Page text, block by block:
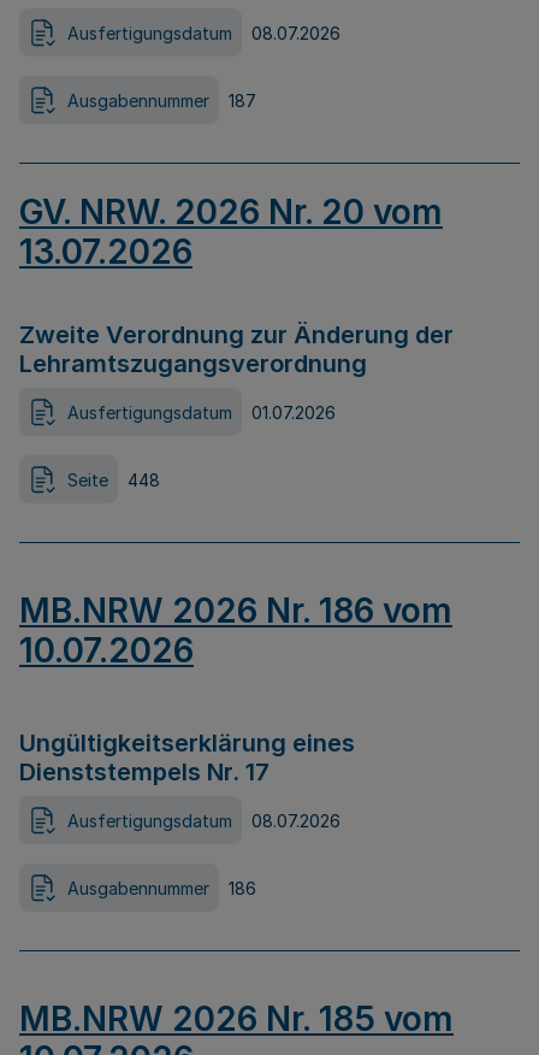
Ausfertigungsdatum 08.07.2026
Ausgabennummer 187
GV. NRW. 2026 Nr. 20 vom
13.07.2026
Zweite Verordnung zur Änderung der
Lehramtszugangsverordnung
Ausfertigungsdatum 01.07.2026
Seite 448
MB.NRW 2026 Nr. 186 vom
10.07.2026
Ungültigkeitserklärung eines
Dienststempels Nr. 17
Ausfertigungsdatum 08.07.2026
Ausgabennummer 186
MB.NRW 2026 Nr. 185 vom